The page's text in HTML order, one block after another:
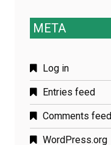
META
Log in
Entries feed
Comments feed
WordPress.org